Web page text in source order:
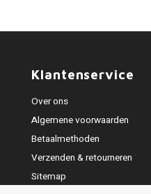
Klantenservice
Over ons
Algemene voorwaarden
Betaalmethoden
Verzenden & retourneren
Sitemap